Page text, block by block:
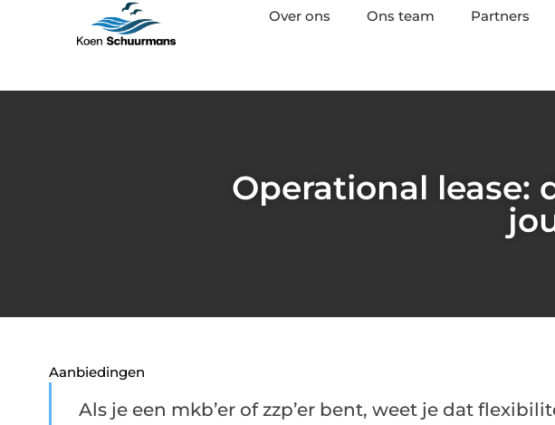
Over ons Ons team Partners
Operational lease:
Aanbiedingen
Als je een mkb’er of zzp’er bent, weet je dat